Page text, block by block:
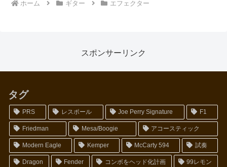
ホーム ギター エフェクター
スポンサーリンク
タグ
PRS レスポール Joe Perry Signature F1
Friedman Mesa/Boogie アコースティック
Modern Eagle Kemper McCarty 594 試奏
Dragon Fender コンボをヘッド化計画 99レモン